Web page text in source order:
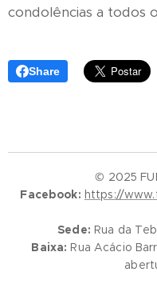
condolências a todos
Share
© 2025
Facebook: https://
Sede: Rua da
Baixa: Rua Acácio